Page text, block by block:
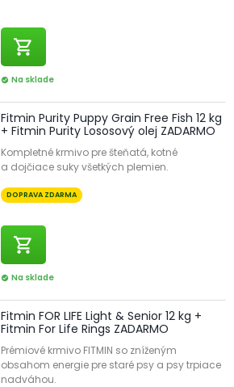
shopping_cart
check_circle Na sklade
Fitmin Purity Puppy Grain Free Fish 12 kg
+ Fitmin Purity Lososový olej ZADARMO
Kompletné krmivo pre šteňatá, kotné
a dojčiace suky všetkých plemien.
DOPRAVA ZDARMA
shopping_cart
check_circle Na sklade
Fitmin FOR LIFE Light & Senior 12 kg +
Fitmin For Life Rings ZADARMO
Prémiové krmivo FITMIN so zníženým
obsahom energie pre staré psy a psy trpiace
nadváhou.